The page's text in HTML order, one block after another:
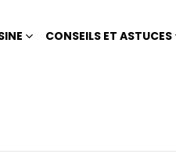
CONSEILS ET ASTUCES